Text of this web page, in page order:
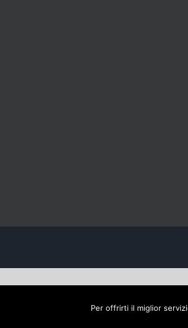
Per offrirti il miglior